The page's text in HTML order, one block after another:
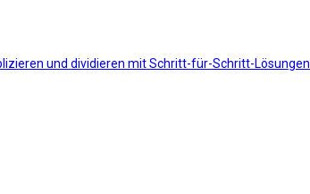
und dividieren mit Schritt-für-Schritt-Lösungen